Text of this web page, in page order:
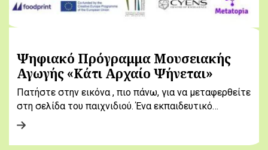
Ψηφιακό Πρόγραμμα Μουσειακής
Αγωγής «Κάτι Αρχαίο Ψήνεται»
Πατήστε στην εικόνα , πιο πάνω, για να μεταφερθείτε
στη σελίδα του παιχνιδιού. Ένα εκπαιδευτικό…